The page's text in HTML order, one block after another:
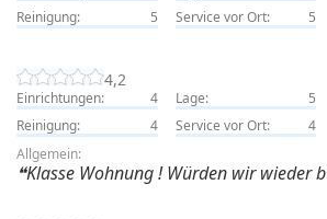
Reinigung:
5 Service vor Ort: 5
4,2
Einrichtungen: 4 Lage: 5
Reinigung:
4 Service vor Ort:
4
Allgemein:
Klasse Wohnung ! Würden wir wieder